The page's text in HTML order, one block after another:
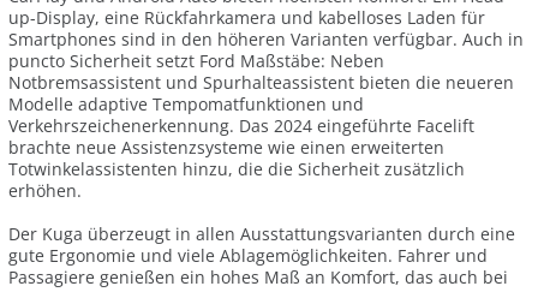
up-Display, eine Rückfahrkamera und kabelloses Laden für
Smartphones sind in den höheren Varianten verfügbar. Auch in
puncto Sicherheit setzt Ford Maßstäbe: Neben
Notbremsassistent und Spurhalteassistent bieten die neueren
Modelle adaptive Tempomatfunktionen und
Verkehrszeichenerkennung. Das 2024 eingeführte Facelift
brachte neue Assistenzsysteme wie einen erweiterten
Totwinkelassistenten hinzu, die die Sicherheit zusätzlich
erhöhen.
Der Kuga überzeugt in allen Ausstattungsvarianten durch eine
gute Ergonomie und viele Ablagemöglichkeiten. Fahrer und
Passagiere genießen ein hohes Maß an Komfort, das auch bei